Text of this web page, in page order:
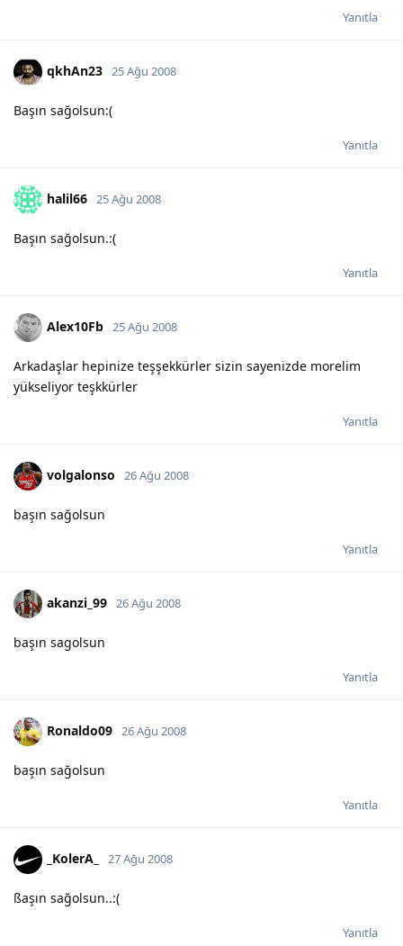
Yanıtla
qkhAn23 25 Ağu 2008
Başın sağolsun:(
Yanıtla
halil66 25 Ağu 2008
Başın sağolsun.:(
Yanıtla
Alex10Fb 25 Ağu 2008
Arkadaşlar hepinize teşşekkürler sizin sayenizde morelim
yükseliyor teşkkürler
Yanıtla
volgalonso 26 Ağu 2008
başın sağolsun
Yanıtla
akanzi_99 26 Ağu 2008
başın sagolsun
Yanıtla
Ronaldo09 26 Ağu 2008
başın sağolsun
Yanıtla
_KolerA_ 27 Ağu 2008
ßaşın sağolsun..:(
Yanıtla